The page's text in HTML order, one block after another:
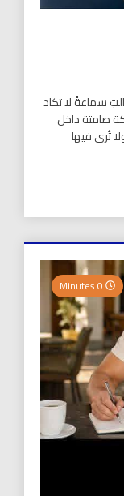
سماعةً لا تكاد
صامتة داخل
تُرى فيها